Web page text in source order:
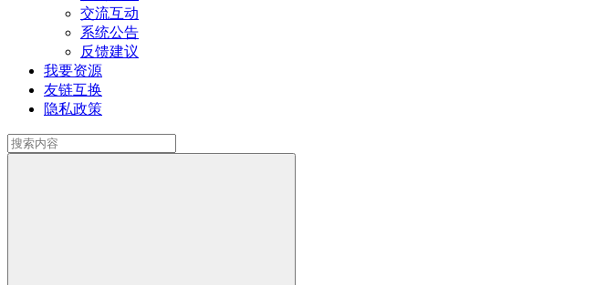
交流互动
系统公告
反馈建议
我要资源
友链互换
隐私政策